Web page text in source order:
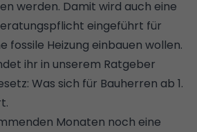
werden. Damit wird auch eine
eingeführt für
fossile Heizung einbauen wollen.
ihr in unserem Ratgeber
Was sich für Bauherren ab 1.
.
Monaten noch eine